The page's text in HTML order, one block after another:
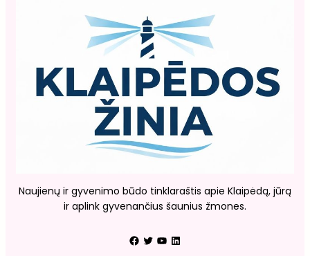
Naujienų ir gyvenimo būdo tinklaraštis apie Klaipėdą, jūrą
ir aplink gyvenančius šaunius žmones.
Facebook Twitter YouTube LinkedIn